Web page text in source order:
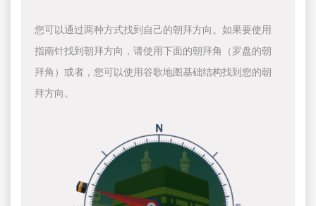
您可以通过两种方式找到自己的朝拜方向。如果要使用
指南针找到朝拜方向，请使用下面的朝拜角（罗盘的朝
拜角）或者，您可以使用谷歌地图基础结构找到您的朝
拜方向。